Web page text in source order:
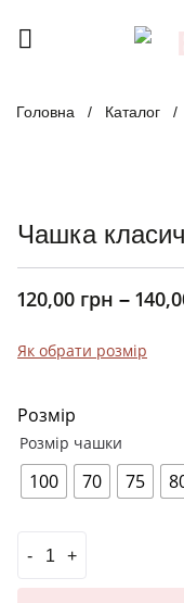
Головна / Каталог /
Чашка
120,00 грн –
Як обрати розмір
Розмір
Розмір чашки
100 70 75
Чашка класична CN-